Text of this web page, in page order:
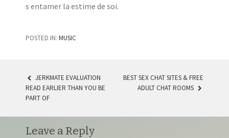
s entamer la estime de soi.
POSTED IN: MUSIC
POST NAVIGATION
JERKMATE EVALUATION
READ EARLIER THAN YOU BE
PART OF
BEST SEX CHAT SITES & FREE
ADULT CHAT ROOMS
Leave a Reply